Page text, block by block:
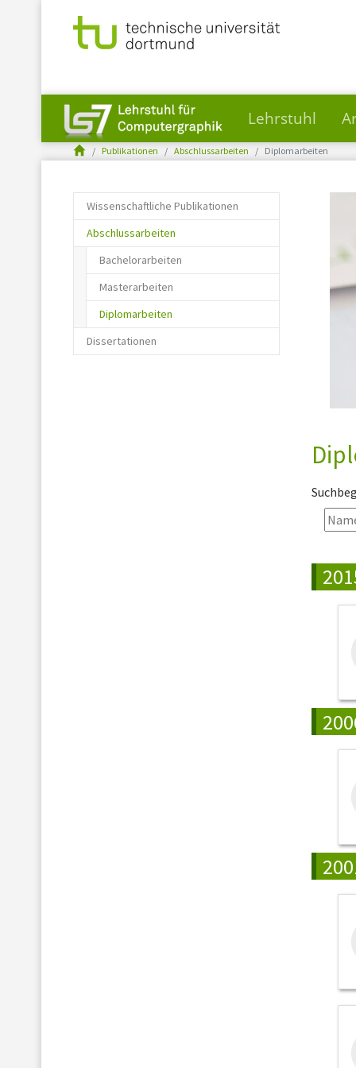
Skip to main content
Lehrstuhl
You are here:Publikationen Abschlussarbeiten Diplomarbeiten
Wissenschaftliche Publikationen
Abschlussarbeiten
Bachelorarbeiten
Masterarbeiten
Diplomarbeiten
Dissertationen